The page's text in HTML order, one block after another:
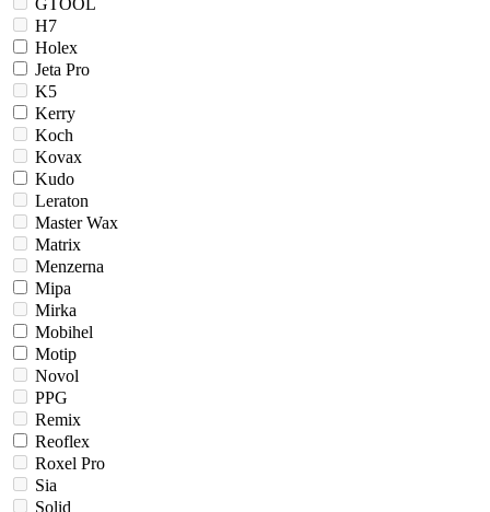
GTOOL
H7
Holex
Jeta Pro
K5
Kerry
Koch
Kovax
Kudo
Leraton
Master Wax
Matrix
Menzerna
Mipa
Mirka
Mobihel
Motip
Novol
PPG
Remix
Reoflex
Roxel Pro
Sia
Solid